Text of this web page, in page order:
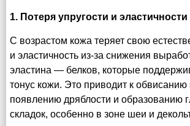
1. Потеря упругости и эластичности
С возрастом кожа теряет свою
и эластичность из-за снижения
эластина — белков, которые
тонус кожи. Это приводит к обвисанию
появлению дряблости и образованию
складок, особенно в зоне шеи и